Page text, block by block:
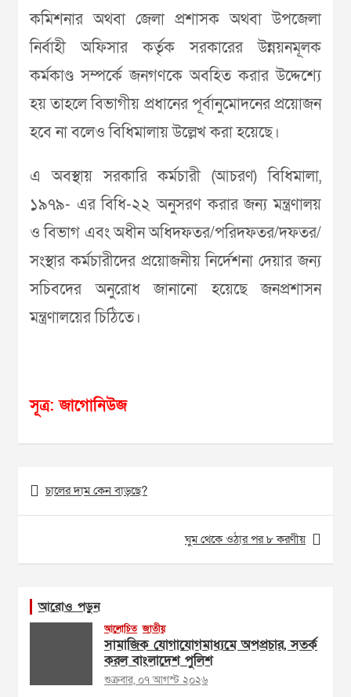
কমিশনার অথবা জেলা প্রশাসক অথবা উপজেলা
নির্বাহী অফিসার কর্তৃক সরকারের উন্নয়নমূলক
কর্মকাণ্ড সম্পর্কে জনগণকে অবহিত করার উদ্দেশ্যে
হয় তাহলে বিভাগীয় প্রধানের পূর্বানুমোদনের প্রয়োজন
হবে না বলেও বিধিমালায় উল্লেখ করা হয়েছে।
এ অবস্থায় সরকারি কর্মচারী (আচরণ) বিধিমালা,
১৯৭৯- এর বিধি-২২ অনুসরণ করার জন্য মন্ত্রণালয়
ও বিভাগ এবং অধীন অধিদফতর/পরিদফতর/দফতর/
সংস্থার কর্মচারীদের প্রয়োজনীয় নির্দেশনা দেয়ার জন্য
সচিবদের অনুরোধ জানানো হয়েছে জনপ্রশাসন
মন্ত্রণালয়ের চিঠিতে।
সূত্র: জাগোনিউজ
Post
navigation
চালের দাম কেন বাড়ছে?
ঘুম থেকে ওঠার পর ৮ করণীয়
আরোও পড়ুন
আলোচিত জাতীয়
সামাজিক যোগাযোগমাধ্যমে অপপ্রচার, সতর্ক
করল বাংলাদেশ পুলিশ
শুক্রবার, ০৭ আগস্ট ২০২৬